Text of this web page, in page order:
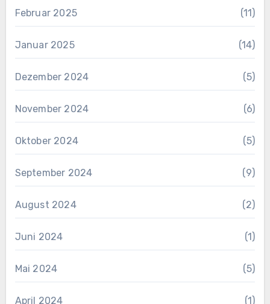
Februar 2025 (11)
Januar 2025 (14)
Dezember 2024 (5)
November 2024 (6)
Oktober 2024 (5)
September 2024 (9)
August 2024 (2)
Juni 2024 (1)
Mai 2024 (5)
April 2024 (1)